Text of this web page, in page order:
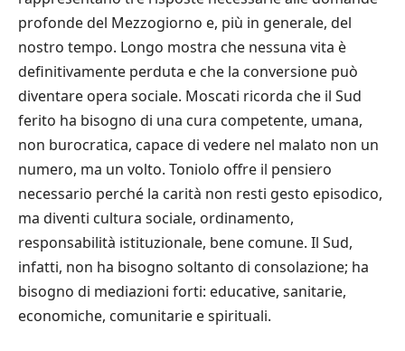
profonde del Mezzogiorno e, più in generale, del
nostro tempo. Longo mostra che nessuna vita è
definitivamente perduta e che la conversione può
diventare opera sociale. Moscati ricorda che il Sud
ferito ha bisogno di una cura competente, umana,
non burocratica, capace di vedere nel malato non un
numero, ma un volto. Toniolo offre il pensiero
necessario perché la carità non resti gesto episodico,
ma diventi cultura sociale, ordinamento,
responsabilità istituzionale, bene comune. Il Sud,
infatti, non ha bisogno soltanto di consolazione; ha
bisogno di mediazioni forti: educative, sanitarie,
economiche, comunitarie e spirituali.